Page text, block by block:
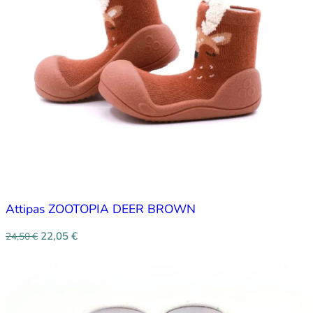
Attipas ZOOTOPIA DEER BROWN
24,50€ 22,05 €